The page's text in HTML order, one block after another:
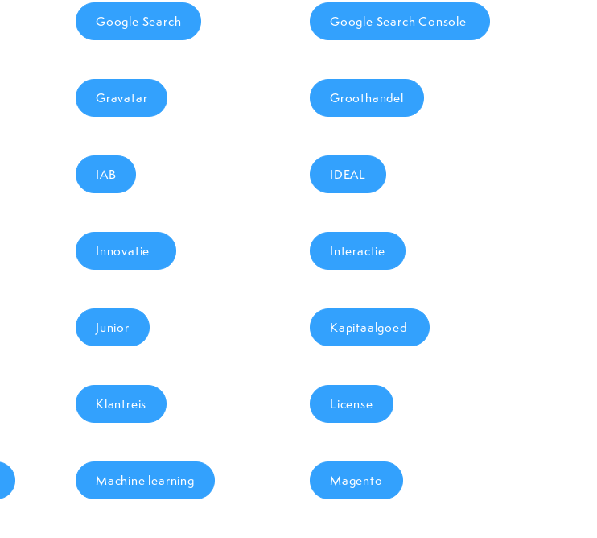
Google Search Google Search Console
Gravatar Groothandel
IAB IDEAL
Innovatie Interactie
Junior Kapitaalgoed
Klantreis License
Machine learning Magento